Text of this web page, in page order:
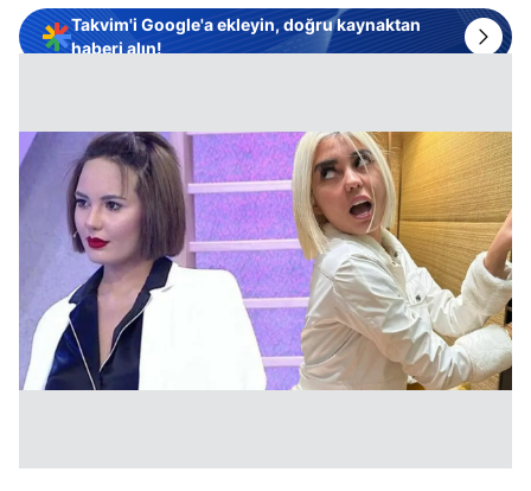
Takvim'i Google'a ekleyin, doğru kaynaktan
haberi alın!